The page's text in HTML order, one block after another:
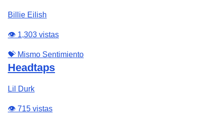
Billie Eilish
👁️ 1,303 vistas
💝 Mismo Sentimiento
Headtaps
Lil Durk
👁️ 715 vistas